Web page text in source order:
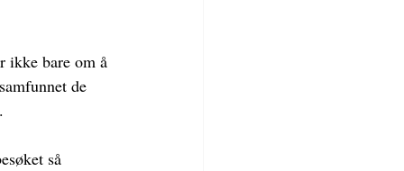
ikke bare om å
de
så